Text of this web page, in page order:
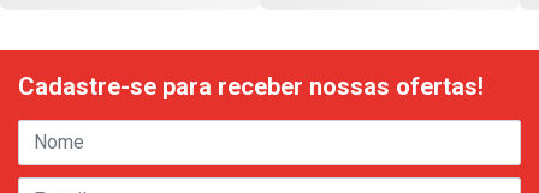
Cadastre-se para receber nossas ofertas!